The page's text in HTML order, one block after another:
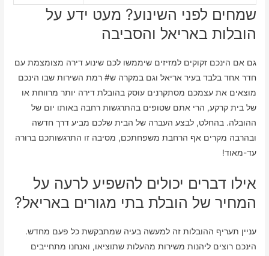
שמחים לפני השינוע? מעט ידע על
הובלות באריאל והסביבה
גם אם הינכם זקוקים למזיזים שיממשו לכם שינוע דירה מצומצמת עם
חדר אחד בלבד בעיר אריאל וגם במקרה ש# רמת השירות שבו הינכם
מוצאים את עצמכם מסתקרנים עוסק בהובלת דירה יותר מרווחת או
של בית קרקע, הרי אתם שטופים בהתרגשות רחבה באותו יום של
ההובלה. בהחלט, לבצע העברה של הבית שלכם מביע דרך חדשה
ובהרבה מקרים אף הרחבת משפחתכם, מסיבה זו התרגשותכם ברורה
עד-מאוד!
אילו דברים יכולים להשפיע לרעה על
המחיר של הובלת בתי מגורים באריאל?
עניין תעריף ההובלות זה למעשה בעיה שמתבקשת כל פעם מחדש.
הינכם רוצים ליהנות משירות מהעלות שתוציאו, ואנחנו מתחייבים